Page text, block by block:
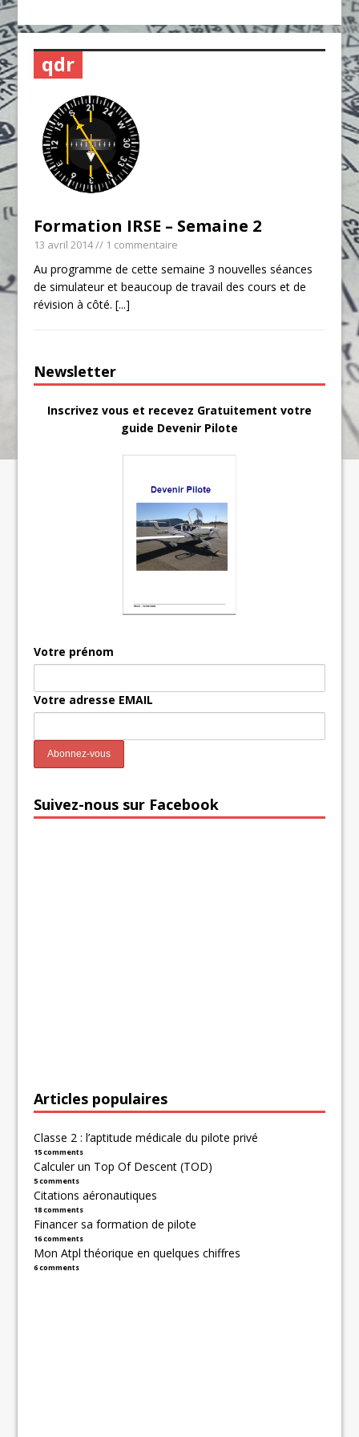
qdr
Formation IRSE – Semaine 2
13 avril 2014// 1 commentaire
Au programme de cette semaine 3 nouvelles séances
de simulateur et beaucoup de travail des cours et de
révision à côté.[...]
Newsletter
Inscrivez vous et recevez Gratuitement votre
guide Devenir Pilote
Votre prénom
Votre adresse EMAIL
Suivez-nous sur Facebook
Articles populaires
Classe 2 : l’aptitude médicale du pilote privé
15 comments
Calculer un Top Of Descent (TOD)
5 comments
Citations aéronautiques
18 comments
Financer sa formation de pilote
16 comments
Mon Atpl théorique en quelques chiffres
6 comments